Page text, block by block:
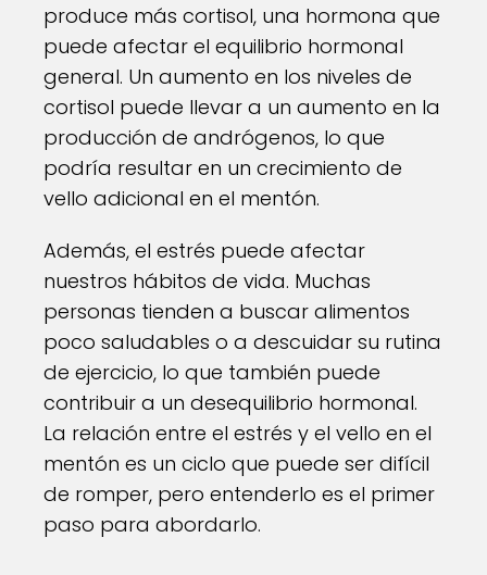
produce más cortisol, una hormona que
puede afectar el equilibrio hormonal
general. Un aumento en los niveles de
cortisol puede llevar a un aumento en la
producción de andrógenos, lo que
podría resultar en un crecimiento de
vello adicional en el mentón.
Además, el estrés puede afectar
nuestros hábitos de vida. Muchas
personas tienden a buscar alimentos
poco saludables o a descuidar su rutina
de ejercicio, lo que también puede
contribuir a un desequilibrio hormonal.
La relación entre el estrés y el vello en el
mentón es un ciclo que puede ser difícil
de romper, pero entenderlo es el primer
paso para abordarlo.